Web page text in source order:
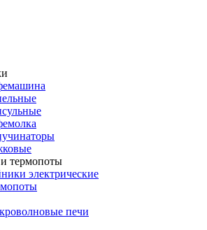
термопоты
электрические
печи